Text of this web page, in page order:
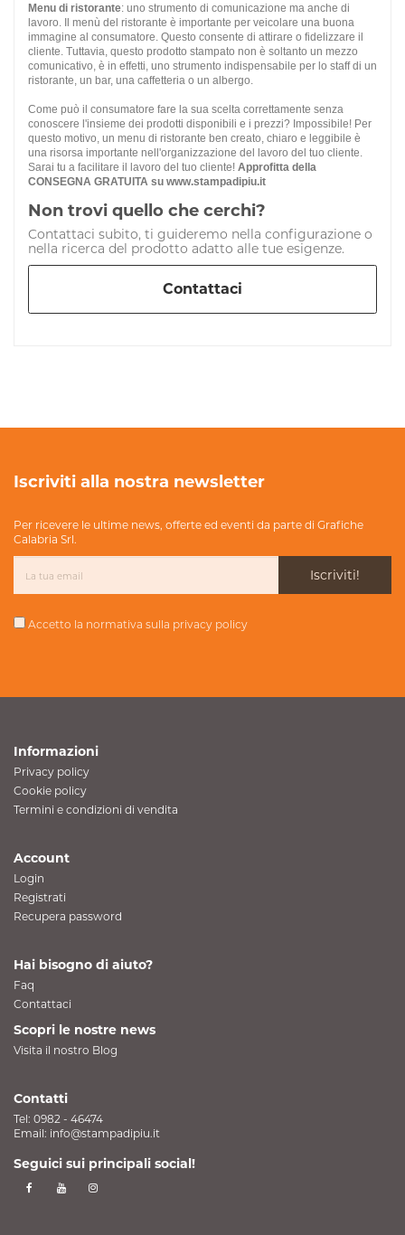
Menu di ristorante: uno strumento di comunicazione ma anche di
lavoro. Il menù del ristorante è importante per veicolare una buona
immagine al consumatore. Questo consente di attirare o fidelizzare il
cliente. Tuttavia, questo prodotto stampato non è soltanto un mezzo
comunicativo, è in effetti, uno strumento indispensabile per lo staff di un
ristorante, un bar, una caffetteria o un albergo.
Come può il consumatore fare la sua scelta correttamente senza
conoscere l'insieme dei prodotti disponibili e i prezzi? Impossibile! Per
questo motivo, un menu di ristorante ben creato, chiaro e leggibile è
una risorsa importante nell'organizzazione del lavoro del tuo cliente.
Sarai tu a facilitare il lavoro del tuo cliente! Approfitta della
CONSEGNA GRATUITA su www.stampadipiu.it
Non trovi quello che cerchi?
Contattaci subito, ti guideremo nella configurazione o
nella ricerca del prodotto adatto alle tue esigenze.
Contattaci
Iscriviti alla nostra newsletter
Per ricevere le ultime news, offerte ed eventi da parte di Grafiche
Calabria Srl.
Iscriviti!
Accetto la normativa sulla privacy policy
Informazioni
Privacy policy
Cookie policy
Termini e condizioni di vendita
Account
Login
Registrati
Recupera password
Hai bisogno di aiuto?
Faq
Contattaci
Scopri le nostre news
Visita il nostro Blog
Contatti
Tel: 0982 - 46474
Email: info@stampadipiu.it
Seguici sui principali social!